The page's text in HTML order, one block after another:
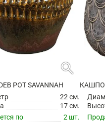
search
POT SAVANNAH
22 см.
17 см.
по
2 шт.
КАШПО